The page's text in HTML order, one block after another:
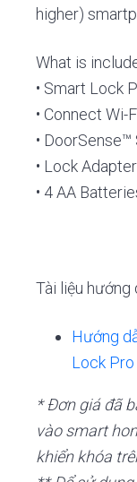
higher)
What is
• Smart Lock
• Connect Wi-
• DoorSense™
• Lock
• 4 AA
Tài liệu hướng
Hướng
Lock Pro
* Đơn giá đã
vào smart
khiển khóa